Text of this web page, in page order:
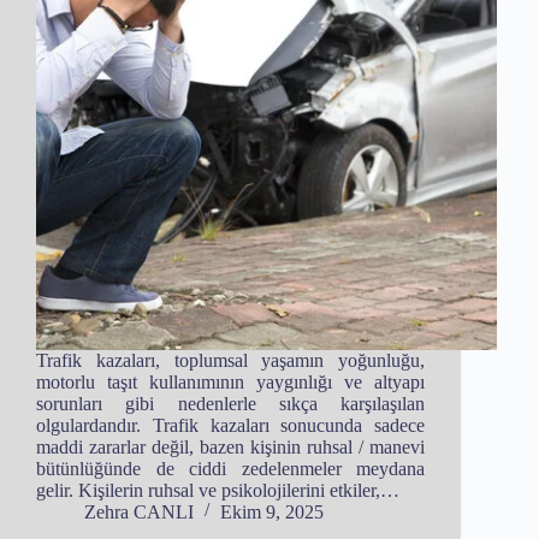
Trafik kazaları, toplumsal yaşamın yoğunluğu,
motorlu taşıt kullanımının yaygınlığı ve altyapı
sorunları gibi nedenlerle sıkça karşılaşılan
olgulardandır. Trafik kazaları sonucunda sadece
maddi zararlar değil, bazen kişinin ruhsal / manevi
bütünlüğünde de ciddi zedelenmeler meydana
gelir. Kişilerin ruhsal ve psikolojilerini etkiler,…
Zehra CANLI
Ekim 9, 2025